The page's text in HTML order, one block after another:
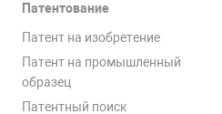
Патентование
Патент на изобретение
Патент на промышленный
образец
Патентный поиск